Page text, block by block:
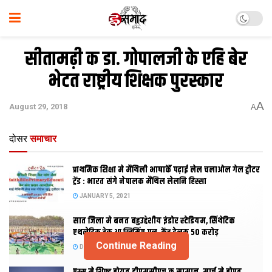
सीतामढ़ी क डा. गोपालजी के एहि बेर
भेटत राष्ट्रीय शिक्षक पुरस्कार
August 29, 2018 AA
दोसर समाचार
प्राथमिक शि‍क्षा मे मैथि‍ली भाषाकेँ पढ़ाई लेल चलाओल गेल ट्वीटर
ट्रेंड : भारत संगे नेपालक मैथिल लेलनि हिस्सा
JANUARY 5, 2021
सात जिला मे बनत बहुउद्देशीय इंडोर स्‍टेडि‍यम, सिंथेटिक
एथलेटिक ट्रेक आ स्विमिंग पुल, केंद्र देलक 50 करोड़
DECEMBER 26, 2020
Continue Reading